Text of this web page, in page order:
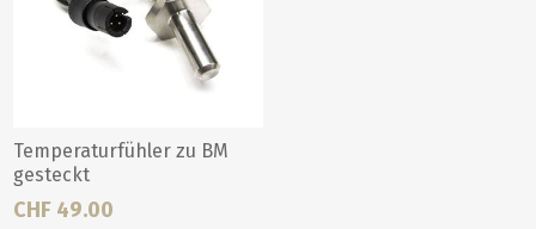
Temperaturfühler zu BM
gesteckt
CHF 49.00